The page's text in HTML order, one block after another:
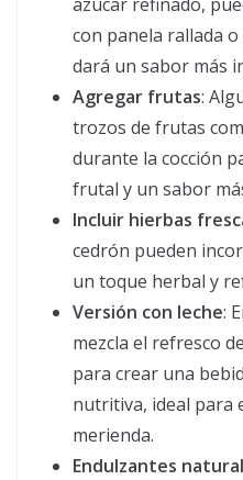
con panela rallada o
dará un sabor más
Agregar frutas:
trozos de frutas
durante la cocción
frutal y un sabor
Incluir hierbas
cedrón pueden
un toque herbal y
Versión con leche:
mezcla el refresco
para crear una
nutritiva, ideal para
merienda.
Endulzantes